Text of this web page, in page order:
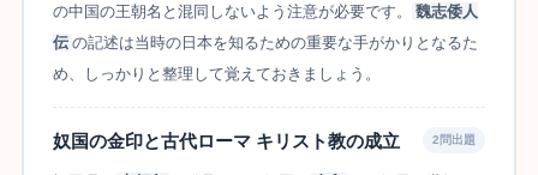
の中国の王朝名と混同しないよう注意が必要です。
魏志倭人
伝 の記述は当時の日本を知るための重要な手がかりとなるた
め、しっかりと整理して覚えておきましょう。
奴国の金印と古代ローマ キリスト教の成立 2問出題